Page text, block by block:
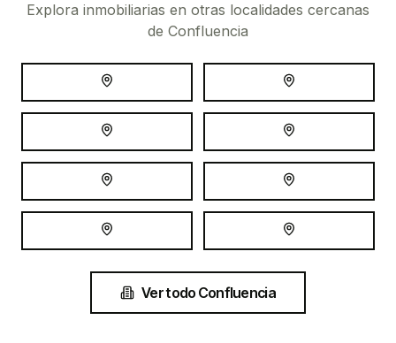
Explora inmobiliarias en otras localidades cercanas
de Confluencia
Neuquén Senillosa
Vista Alegre Norte Arroyito
Centenario Cutral Có
Neuquén Plottier
Ver todo Confluencia